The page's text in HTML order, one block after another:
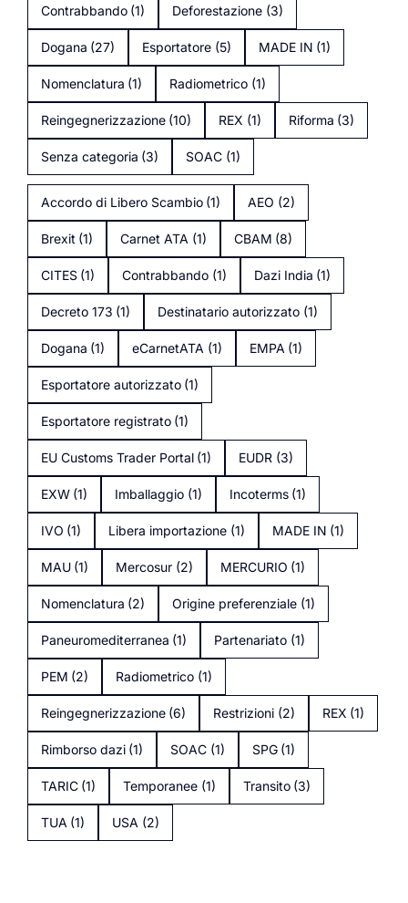
Contrabbando (1) Deforestazione (3)
Dogana (27) Esportatore (5) MADE IN (1)
Nomenclatura (1) Radiometrico (1)
Reingegnerizzazione (10) REX (1) Riforma (3)
Senza categoria (3) SOAC (1)
Accordo di Libero Scambio (1) AEO (2)
Brexit (1) Carnet ATA (1) CBAM (8)
CITES (1) Contrabbando (1) Dazi India (1)
Decreto 173 (1) Destinatario autorizzato (1)
Dogana (1) eCarnetATA (1) EMPA (1)
Esportatore autorizzato (1)
Esportatore registrato (1)
EU Customs Trader Portal (1) EUDR (3)
EXW (1) Imballaggio (1) Incoterms (1)
IVO (1) Libera importazione (1) MADE IN (1)
MAU (1) Mercosur (2) MERCURIO (1)
Nomenclatura (2) Origine preferenziale (1)
Paneuromediterranea (1) Partenariato (1)
PEM (2) Radiometrico (1)
Reingegnerizzazione (6) Restrizioni (2) REX (1)
Rimborso dazi (1) SOAC (1) SPG (1)
TARIC (1) Temporanee (1) Transito (3)
TUA (1) USA (2)